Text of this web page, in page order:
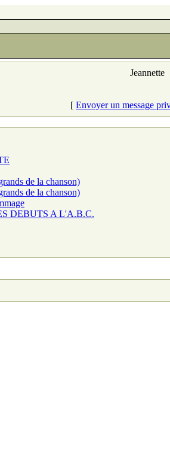
Jeannette
[ Envoyer un message
de la chanson)
de la chanson)
DEBUTS A L'A.B.C.